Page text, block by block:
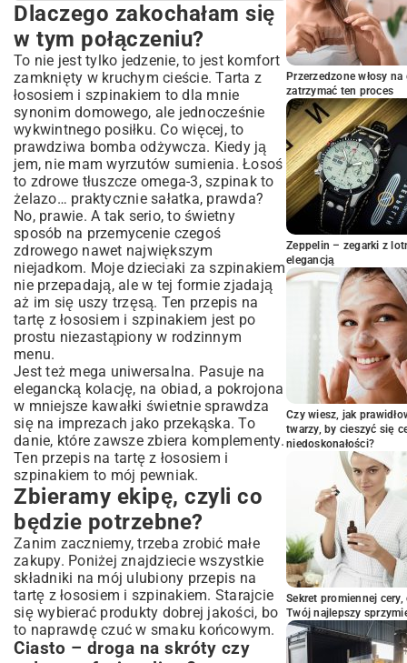
Dlaczego zakochałam się w tym
połączeniu?
Zbieramy ekipę, czyli co będzie
potrzebne?
Ciasto – droga na skróty czy pełen
profesjonalizm?
Farsz – serce i dusza naszej tarty
Przyprawy, czyli kropka nad i
No to do dzieła! Jak zrobić tartę z
łososiem i szpinakiem krok po kroku
1. Spód, czyli solidne fundamenty
2. Serce tarty – przygotowanie farszu
3. Wielki finał – składanie i pieczenie
Gdy najdzie Cię ochota na zmiany
Garść porad od serca (i z
doświadczenia)
Wasze pytania, moje odpowiedzi
I co, przekonałam Was?
Dlaczego zakochałam się
w tym połączeniu?
To nie jest tylko jedzenie, to jest komfort
zamknięty w kruchym cieście. Tarta z
łososiem i szpinakiem to dla mnie
synonim domowego, ale jednocześnie
wykwintnego posiłku. Co więcej, to
prawdziwa bomba odżywcza. Kiedy ją
jem, nie mam wyrzutów sumienia. Łosoś
to zdrowe tłuszcze omega-3, szpinak to
żelazo… praktycznie sałatka, prawda?
No, prawie. A tak serio, to świetny
sposób na przemycenie czegoś
zdrowego nawet największym
niejadkom. Moje dzieciaki za szpinakiem
nie przepadają, ale w tej formie zjadają
aż im się uszy trzęsą. Ten przepis na
tartę z łososiem i szpinakiem jest po
prostu niezastąpiony w rodzinnym
menu.
Jest też mega uniwersalna. Pasuje na
elegancką kolację, na obiad, a pokrojona
w mniejsze kawałki świetnie sprawdza
się na imprezach jako przekąska. To
danie, które zawsze zbiera komplementy.
Ten przepis na tartę z łososiem i
szpinakiem to mój pewniak.
Zbieramy ekipę, czyli co
będzie potrzebne?
Zanim zaczniemy, trzeba zrobić małe
zakupy. Poniżej znajdziecie wszystkie
składniki na mój ulubiony przepis na
tartę z łososiem i szpinakiem. Starajcie
się wybierać produkty dobrej jakości, bo
to naprawdę czuć w smaku końcowym.
Ciasto – droga na skróty czy
Przerzedzone włosy
zatrzymać ten proces
Zeppelin – zegarki z
elegancją
Czy wiesz, jak
twarzy, by cieszyć się
niedoskonałości?
Sekret promiennej
Twój najlepszy